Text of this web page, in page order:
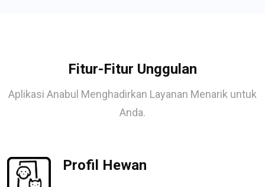
Fitur-Fitur Unggulan
Aplikasi Anabul Menghadirkan Layanan Menarik untuk
Anda.
Profil Hewan